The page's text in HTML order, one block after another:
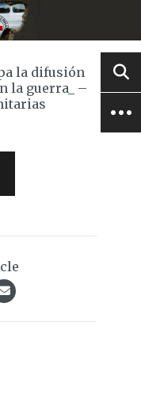
la difusión
la guerra_ –